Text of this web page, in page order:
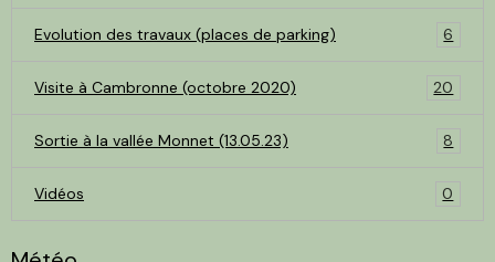
Evolution des travaux (places de parking) 6
Visite à Cambronne (octobre 2020) 20
Sortie à la vallée Monnet (13.05.23) 8
Vidéos 0